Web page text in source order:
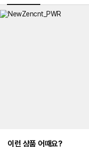
이런 상품 어때요?